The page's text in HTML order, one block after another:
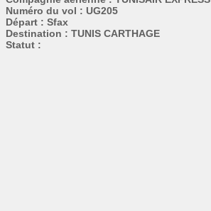
Numéro du vol : UG205
Départ : Sfax
Destination : TUNIS CARTHAGE
Statut :